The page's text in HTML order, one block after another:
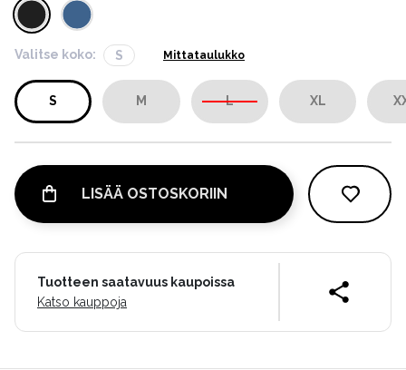
Valitse koko: S Mittataulukko
S M L XL
LISÄÄ OSTOSKORIIN
Tuotteen saatavuus kaupoissa
Katso kauppoja